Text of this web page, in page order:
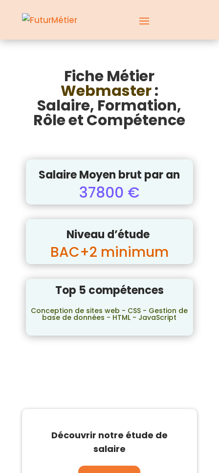
Fiche Métier
Webmaster:
Salaire, Formation,
Rôle et Compétence
Salaire Moyen brut par an
37800 €
Niveau d’étude
BAC+2 minimum
Top 5 compétences
Conception de sites web - CSS - Gestion de
base de données - HTML - JavaScript
Découvrir notre étude de
salaire